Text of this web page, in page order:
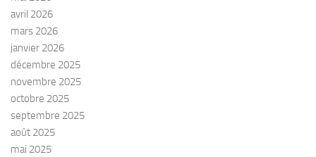
avril 2026
mars 2026
janvier 2026
décembre 2025
novembre 2025
octobre 2025
septembre 2025
août 2025
mai 2025